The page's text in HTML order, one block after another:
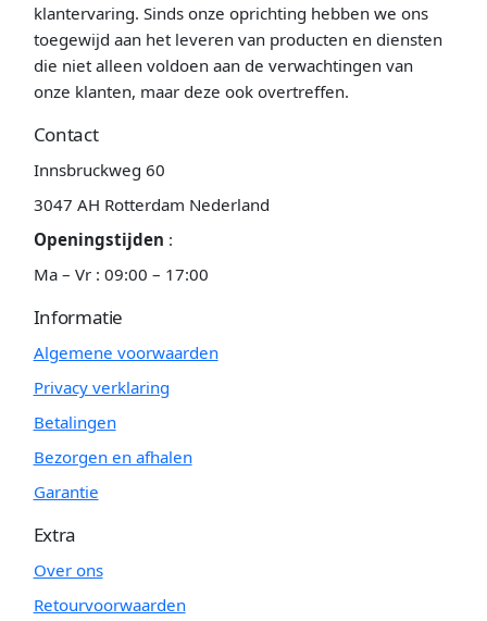
klantervaring. Sinds onze oprichting hebben we ons
toegewijd aan het leveren van producten en diensten
die niet alleen voldoen aan de verwachtingen van
onze klanten, maar deze ook overtreffen.
Contact
Innsbruckweg 60
3047 AH Rotterdam Nederland
Openingstijden :
Ma – Vr : 09:00 – 17:00
Informatie
Algemene voorwaarden
Privacy verklaring
Betalingen
Bezorgen en afhalen
Garantie
Extra
Over ons
Retourvoorwaarden